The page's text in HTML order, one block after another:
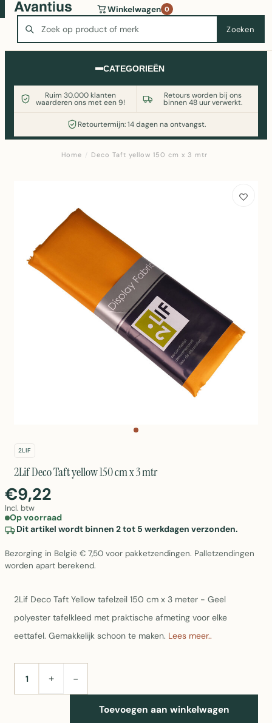
Zoeken
Winkelwagen 0
CATEGORIEËN
Ruim 30.000 klanten
waarderen ons met een 9!
Retours worden bij ons
binnen 48 uur verwerkt.
Retourtermijn: 14 dagen na ontvangst.
Wasmachine of koelkast nodig? Vergelijk alle prijzen op
Witgoedaanbod.nl
Home / Deco Taft yellow 150 cm x 3 mtr
2LIF
2Lif Deco Taft yellow 150 cm x 3 mtr
€9,22
Incl. btw
Op voorraad
Dit artikel wordt binnen 2 tot 5 werkdagen verzonden.
Bezorging in België € 7,50 voor pakketzendingen. Palletzendingen
worden apart berekend.
2Lif Deco Taft Yellow tafelzeil 150 cm x 3 meter - Geel
polyester tafelkleed met praktische afmeting voor elke
eettafel. Gemakkelijk schoon te maken. Lees meer..
AANTAL+ −
Toevoegen aan winkelwagen